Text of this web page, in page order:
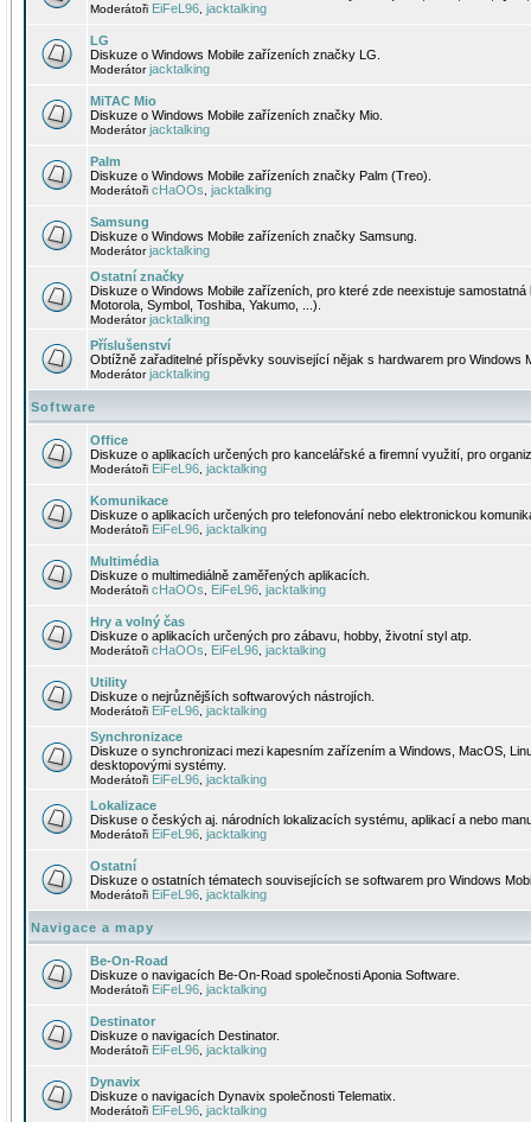
Moderátoři EiFeL96 jacktalking
LG
Diskuze o Windows Mobile zařízeních značky LG.
Moderátorjacktalking
MiTAC Mio
Diskuze o Windows Mobile zařízeních značky Mio.
Moderátorjacktalking
Palm
Diskuze o Windows Mobile zařízeních značky Palm (Treo).
Moderátoři cHaOOs jacktalking
Samsung
Diskuze o Windows Mobile zařízeních značky Samsung.
Moderátorjacktalking
Ostatní značky
Diskuze o Windows Mobile zařízeních, pro které zde neexistuje
Motorola, Symbol, Toshiba, Yakumo, ...).
Moderátorjacktalking
Příslušenství
Obtížně zařaditelné příspěvky související nějak s hardwarem pro Windows
Moderátorjacktalking
Software
Office
Diskuze o aplikacích určených pro kancelářské a firemní využití, pro
Moderátoři EiFeL96 jacktalking
Komunikace
Diskuze o aplikacích určených pro telefonování nebo elektronickou
Moderátoři EiFeL96 jacktalking
Multimédia
Diskuze o multimediálně zaměřených aplikacích.
Moderátoři cHaOOs EiFeL96 jacktalking
Hry a volný čas
Diskuze o aplikacích určených pro zábavu, hobby, životní styl atp.
Moderátoři cHaOOs EiFeL96 jacktalking
Utility
Diskuze o nejrůznějších softwarových nástrojích.
Moderátoři EiFeL96 jacktalking
Synchronizace
Diskuze o synchronizaci mezi kapesním zařízením a Windows, MacOS,
desktopovými systémy.
Moderátoři EiFeL96 jacktalking
Lokalizace
Diskuse o českých aj. národních lokalizacích systému, aplikací a nebo
Moderátoři EiFeL96 jacktalking
Ostatní
Diskuze o ostatních tématech souvisejících se softwarem pro Windows
Moderátoři EiFeL96 jacktalking
Navigace a mapy
Be-On-Road
Diskuze o navigacích Be-On-Road společnosti Aponia Software.
Moderátoři EiFeL96 jacktalking
Destinator
Diskuze o navigacích Destinator.
Moderátoři EiFeL96 jacktalking
Dynavix
Diskuze o navigacích Dynavix společnosti Telematix.
Moderátoři EiFeL96 jacktalking